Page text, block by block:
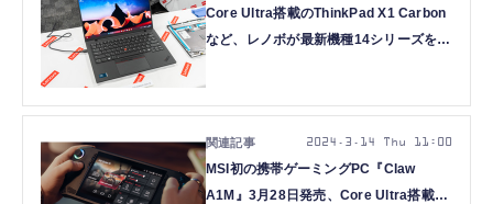
Core Ultra搭載のThinkPad X1 Carbon
など、レノボが最新機種14シリーズを発
MSI初の携帯ゲーミングPC『Claw
A1M』3月28日発売、Core Ultra搭載で
2024.3.14 Thu 11:00